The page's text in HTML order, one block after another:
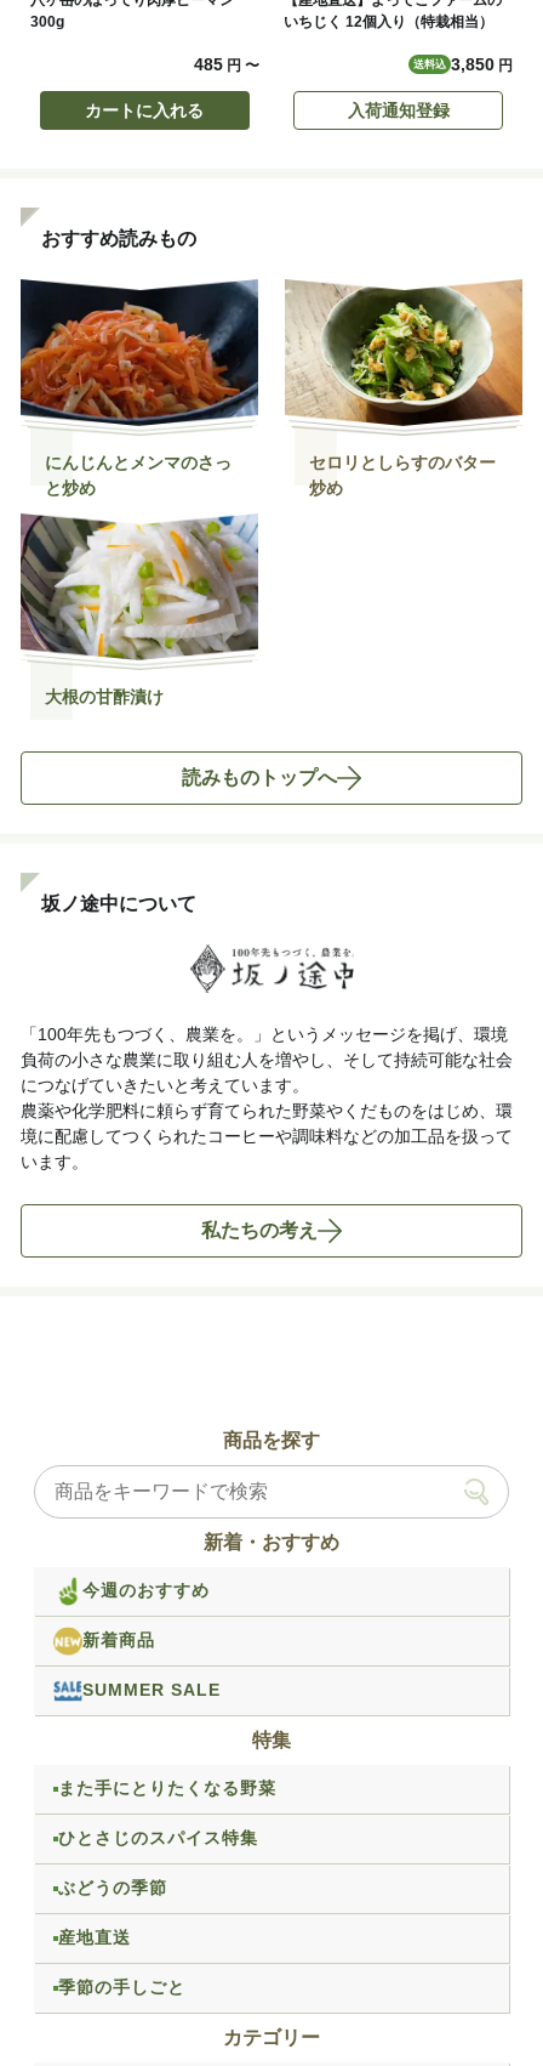
300g
485円 〜
カートに入れる
いちじく 12個入り（特栽相当）
送料込 3,850 円
入荷通知登録
おすすめ読みもの
にんじんとメンマのさっ
と炒め
セロリとしらすのバター
炒め
大根の甘酢漬け
読みものトップへ
坂ノ途中について
「100年先もつづく、農業を。」というメッセージを掲げ、環境
負荷の小さな農業に取り組む人を増やし、そして持続可能な社会
につなげていきたいと考えています。
農薬や化学肥料に頼らず育てられた野菜やくだものをはじめ、環
境に配慮してつくられたコーヒーや調味料などの加工品を扱って
います。
私たちの考え
商品を探す
新着・おすすめ
今週のおすすめ
新着商品
SUMMER SALE
特集
また手にとりたくなる野菜
ひとさじのスパイス特集
ぶどうの季節
産地直送
季節の手しごと
カテゴリー